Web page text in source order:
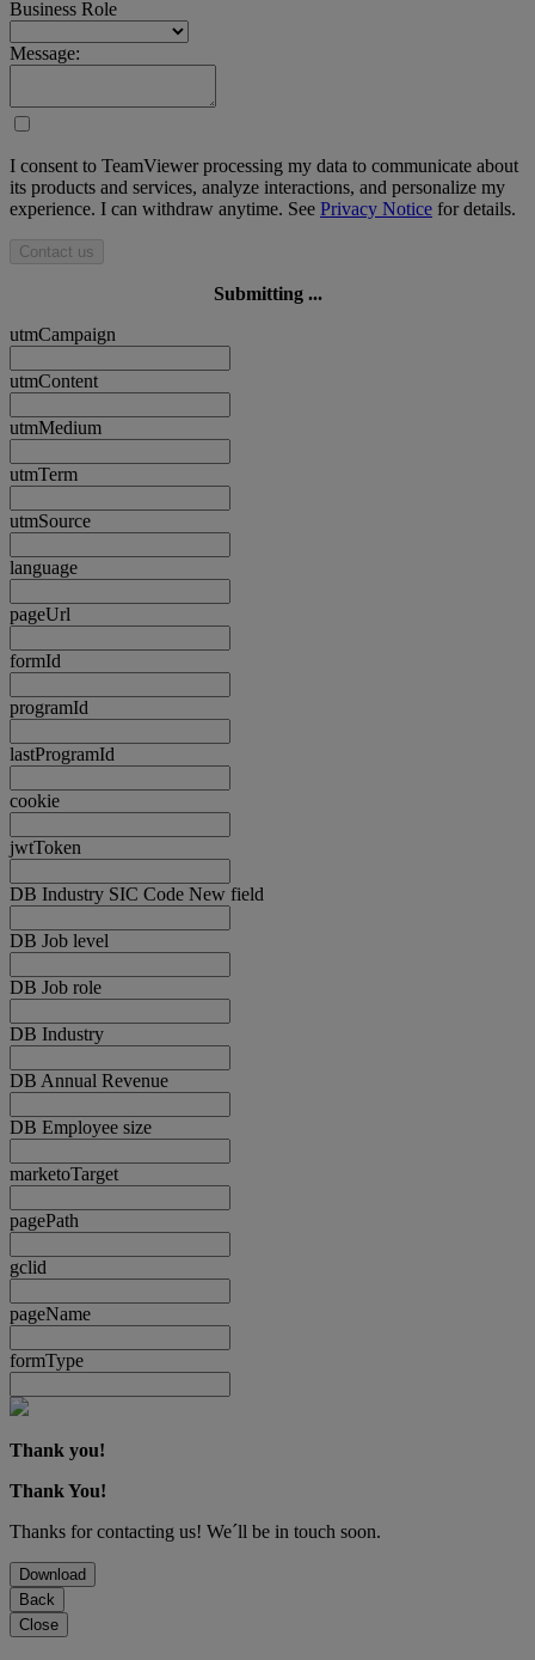
Business Role
Message:
I consent to TeamViewer processing my data to communicate about
its products and services, analyze interactions, and personalize my
experience. I can withdraw anytime. See Privacy Notice for details.
Contact us
Submitting ...
utmCampaign
utmContent
utmMedium
utmTerm
utmSource
language
pageUrl
formId
programId
lastProgramId
cookie
jwtToken
DB Industry SIC Code New field
DB Job level
DB Job role
DB Industry
DB Annual Revenue
DB Employee size
marketoTarget
pagePath
gclid
pageName
formType
Thank you!
Thank You!
Thanks for contacting us! We´ll be in touch soon.
Download
Back
Close